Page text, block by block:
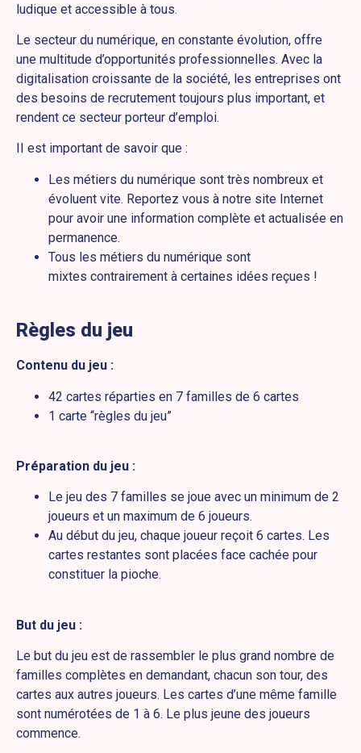
ludique et accessible à tous.
Le secteur du numérique, en constante évolution, offre
une multitude d’opportunités professionnelles. Avec la
digitalisation croissante de la société, les entreprises ont
des besoins de recrutement toujours plus important, et
rendent ce secteur porteur d’emploi.
II est important de savoir que :
Les métiers du numérique sont très nombreux et
évoluent vite. Reportez vous à notre site Internet
pour avoir une information complète et actualisée en
permanence.
Tous les métiers du numérique sont
mixtes contrairement à certaines idées reçues !
Règles du jeu
Contenu du jeu :
42 cartes réparties en 7 familles de 6 cartes
1 carte “règles du jeu”
Préparation du jeu :
Le jeu des 7 familles se joue avec un minimum de 2
joueurs et un maximum de 6 joueurs.
Au début du jeu, chaque joueur reçoit 6 cartes. Les
cartes restantes sont placées face cachée pour
constituer la pioche.
But du jeu :
Le but du jeu est de rassembler le plus grand nombre de
familles complètes en demandant, chacun son tour, des
cartes aux autres joueurs. Les cartes d’une même famille
sont numérotées de 1 à 6. Le plus jeune des joueurs
commence.